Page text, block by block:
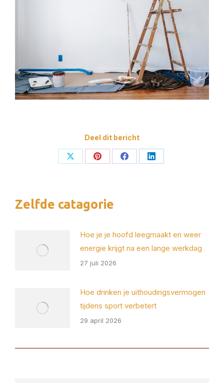
Deel dit bericht
Deel
Deel
Deel
Deel
Zelfde catagorie
Hoe je je hoofd leegmaakt en weer
energie krijgt na een lange werkdag
27 juli 2026
Hoe drinken je uithoudingsvermogen
tijdens sport verbetert
29 april 2026